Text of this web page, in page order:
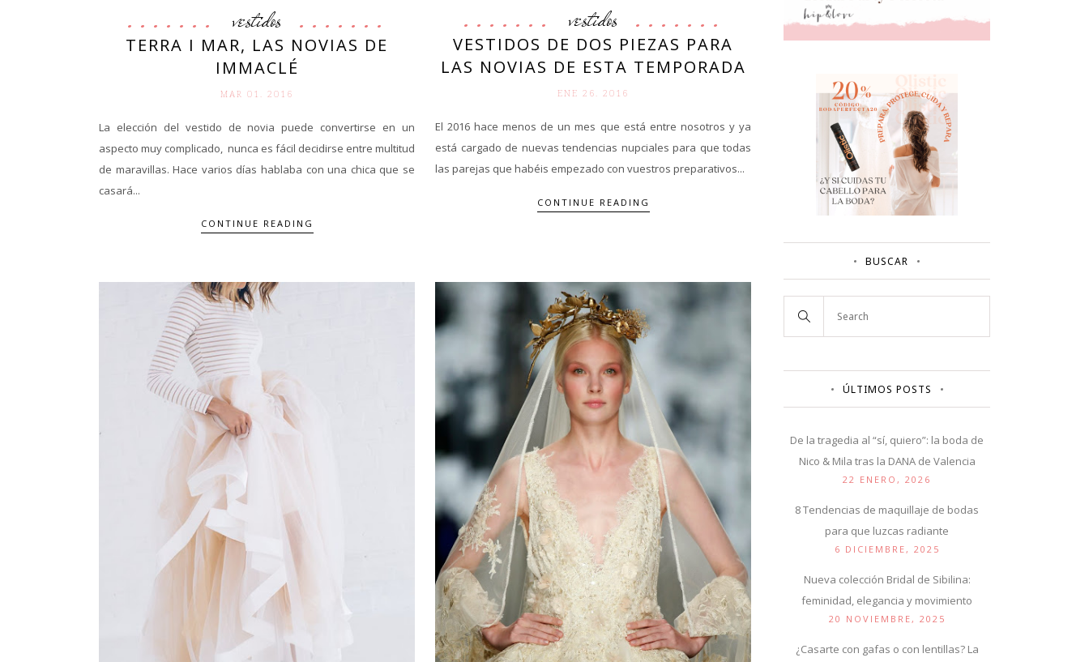
vestidos
TERRA I MAR, LAS NOVIAS DE
IMMACLÉ
MAR 01. 2016
La elección del vestido de novia puede convertirse en un
aspecto muy complicado, nunca es fácil decidirse entre multitud
de maravillas. Hace varios días hablaba con una chica que se
casará...
CONTINUE READING
vestidos
VESTIDOS DE DOS PIEZAS PARA
LAS NOVIAS DE ESTA TEMPORADA
ENE 26. 2016
El 2016 hace menos de un mes que está entre nosotros y ya
está cargado de nuevas tendencias nupciales para que todas
las parejas que habéis empezado con vuestros preparativos...
CONTINUE READING
BUSCAR
ÚLTIMOS POSTS
De la tragedia al “sí, quiero”: la boda de
Nico & Mila tras la DANA de Valencia
22 ENERO, 2026
8 Tendencias de maquillaje de bodas
para que luzcas radiante
6 DICIEMBRE, 2025
Nueva colección Bridal de Sibilina:
feminidad, elegancia y movimiento
20 NOVIEMBRE, 2025
¿Casarte con gafas o con lentillas? La